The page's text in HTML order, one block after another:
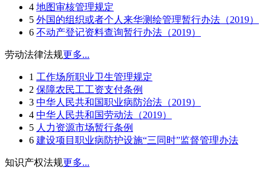
4 地图审核管理规定
5 外国的组织或者个人来华测绘管理暂行办法（2019）
6 不动产登记资料查询暂行办法（2019）
劳动法律法规更多...
1 工作场所职业卫生管理规定
2 保障农民工工资支付条例
3 中华人民共和国职业病防治法（2019）
4 中华人民共和国劳动法（2019）
5 人力资源市场暂行条例
6 建设项目职业病防护设施“三同时”监督管理办法
知识产权法规更多...